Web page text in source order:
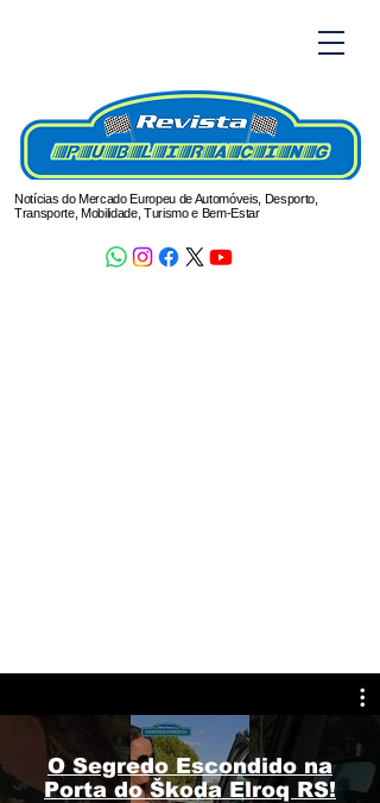
Notícias do Mercado Europeu de Automóveis, Desporto,
Transporte, Mobilidade, Turismo e Bem-Estar
O Segredo Escondido na
Porta do Škoda Elroq RS!